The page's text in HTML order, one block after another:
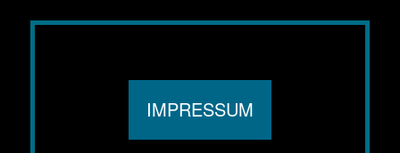
IMPRESSUM